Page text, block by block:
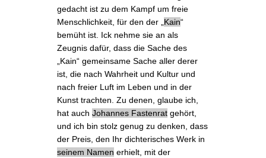
gedacht ist zu dem Kampf um freie
Menschlichkeit, für den der „ Kain“
bemüht ist. Ick nehme sie an als
Zeugnis dafür, dass die Sache des
„Kain“ gemeinsame Sache aller derer
ist, die nach Wahrheit und Kultur und
nach freier Luft im Leben und in der
Kunst trachten. Zu denen, glaube ich,
hat auchJohannes Fastenrat gehört
und ich bin stolz genug zu denken, dass
der Preis, den Ihr dichterisches Werk in
seinem Namen erhielt, mit der